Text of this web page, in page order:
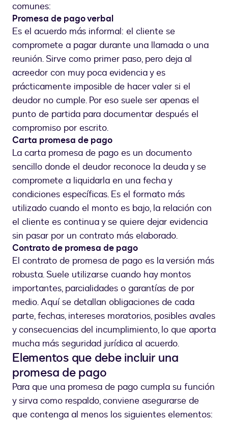
comunes:
Promesa de pago verbal
Es el acuerdo más informal: el cliente se
compromete a pagar durante una llamada o una
reunión. Sirve como primer paso, pero deja al
acreedor con muy poca evidencia y es
prácticamente imposible de hacer valer si el
deudor no cumple. Por eso suele ser apenas el
punto de partida para documentar después el
compromiso por escrito.
Carta promesa de pago
La carta promesa de pago es un documento
sencillo donde el deudor reconoce la deuda y se
compromete a liquidarla en una fecha y
condiciones específicas. Es el formato más
utilizado cuando el monto es bajo, la relación con
el cliente es continua y se quiere dejar evidencia
sin pasar por un contrato más elaborado.
Contrato de promesa de pago
El contrato de promesa de pago es la versión más
robusta. Suele utilizarse cuando hay montos
importantes, parcialidades o garantías de por
medio. Aquí se detallan obligaciones de cada
parte, fechas, intereses moratorios, posibles avales
y consecuencias del incumplimiento, lo que aporta
mucha más seguridad jurídica al acuerdo.
Elementos que debe incluir una
promesa de pago
Para que una promesa de pago cumpla su función
y sirva como respaldo, conviene asegurarse de
que contenga al menos los siguientes elementos: